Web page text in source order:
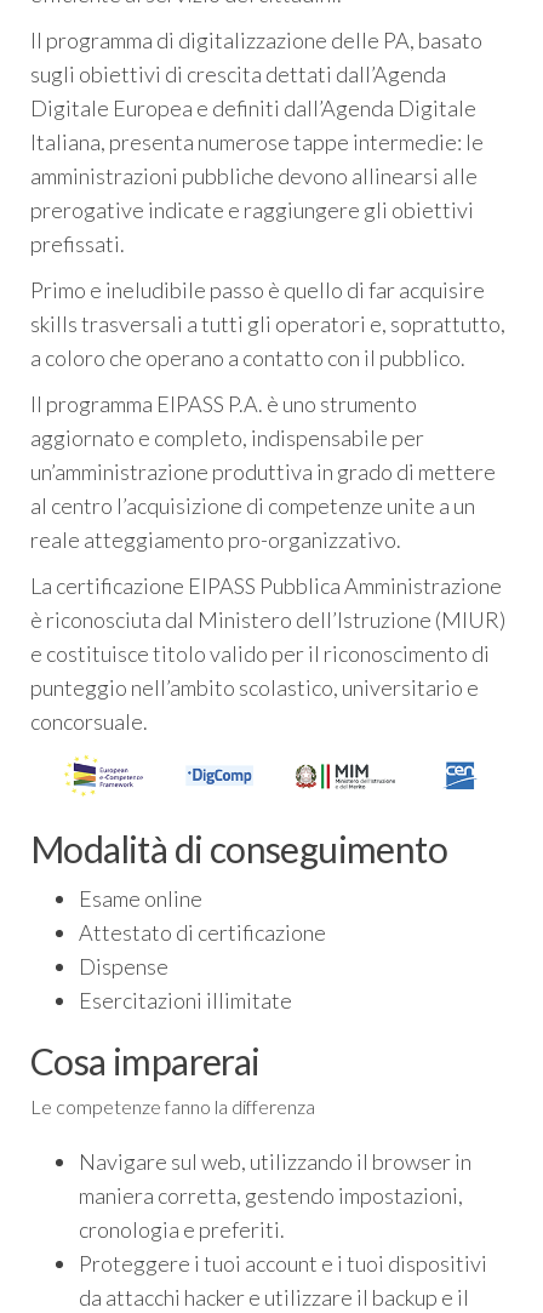
Il programma di digitalizzazione delle PA, basato
sugli obiettivi di crescita dettati dall’Agenda
Digitale Europea e definiti dall’Agenda Digitale
Italiana, presenta numerose tappe intermedie: le
amministrazioni pubbliche devono allinearsi alle
prerogative indicate e raggiungere gli obiettivi
prefissati.
Primo e ineludibile passo è quello di far acquisire
skills trasversali a tutti gli operatori e, soprattutto,
a coloro che operano a contatto con il pubblico.
Il programma EIPASS P.A. è uno strumento
aggiornato e completo, indispensabile per
un’amministrazione produttiva in grado di mettere
al centro l’acquisizione di competenze unite a un
reale atteggiamento pro-organizzativo.
La certificazione EIPASS Pubblica Amministrazione
è riconosciuta dal Ministero dell’Istruzione (MIUR)
e costituisce titolo valido per il riconoscimento di
punteggio nell’ambito scolastico, universitario e
concorsuale.
Modalità di conseguimento
Esame online
Attestato di certificazione
Dispense
Esercitazioni illimitate
Cosa imparerai
Le competenze fanno la differenza
Navigare sul web, utilizzando il browser in
maniera corretta, gestendo impostazioni,
cronologia e preferiti.
Proteggere i tuoi account e i tuoi dispositivi
da attacchi hacker e utilizzare il backup e il